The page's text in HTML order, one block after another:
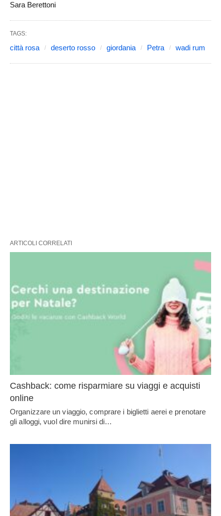
Sara Berettoni
TAGS:
città rosa deserto rosso giordania Petra wadi rum
ARTICOLI CORRELATI
Cashback: come risparmiare su viaggi e acquisti
online
Organizzare un viaggio, comprare i biglietti aerei e prenotare
gli alloggi, vuol dire munirsi di…